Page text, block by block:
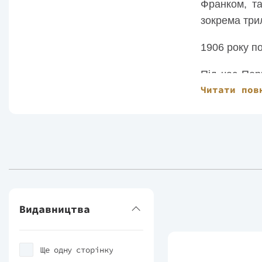
Франком,
зокрема
1906 року
Під час
для сиріт
Читати
Видавництва
Ще одну сторінку